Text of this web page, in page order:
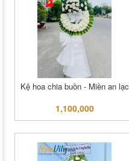
Kệ hoa chia buồn - Miền an lạc
1,100,000